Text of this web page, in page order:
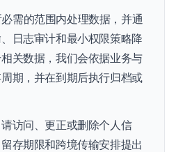
需的范围内处理数据，并通
日志审计和最小权限策略降
关数据，我们会依据业务与
期，并在到期后执行归档或
访问、更正或删除个人信
存期限和跨境传输安排提出